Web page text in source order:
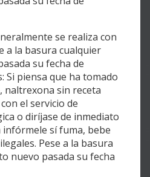
se realiza con
a la basura cualquier
su fecha de
Si piensa que ha tomado
naltrexona sin receta
el servicio de
o diríjase de inmediato
sí fuma, bebe
Pese a la basura
nuevo pasada su fecha